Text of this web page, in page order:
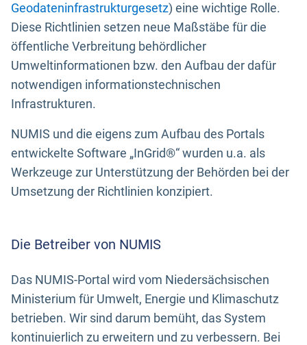
Geodateninfrastrukturgesetz) eine wichtige Rolle.
Diese Richtlinien setzen neue Maßstäbe für die
öffentliche Verbreitung behördlicher
Umweltinformationen bzw. den Aufbau der dafür
notwendigen informationstechnischen
Infrastrukturen.
NUMIS und die eigens zum Aufbau des Portals
entwickelte Software „InGrid®“ wurden u.a. als
Werkzeuge zur Unterstützung der Behörden bei der
Umsetzung der Richtlinien konzipiert.
Die Betreiber von NUMIS
Das NUMIS-Portal wird vom Niedersächsischen
Ministerium für Umwelt, Energie und Klimaschutz
betrieben. Wir sind darum bemüht, das System
kontinuierlich zu erweitern und zu verbessern. Bei